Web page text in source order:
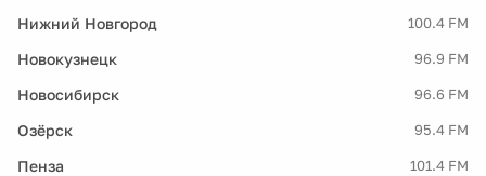
Нижний Новгород 100.4 FM
Новокузнецк 96.9 FM
Новосибирск 96.6 FM
Озёрск 95.4 FM
Пенза 101.4 FM